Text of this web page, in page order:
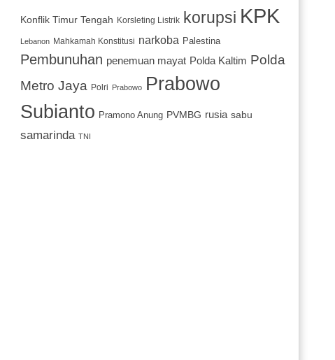
Konflik Timur Tengah Korsleting Listrik korupsi KPK
Lebanon Mahkamah Konstitusi narkoba Palestina
Pembunuhan penemuan mayat Polda Kaltim Polda
Metro Jaya
Polri Prabowo
Prabowo
Subianto Pramono Anung PVMBG rusia sabu
samarinda TNI